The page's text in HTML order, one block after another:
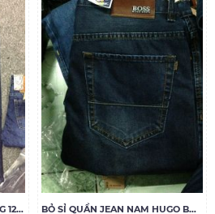
QUẦN JEAN NAM ÔNGD ĐỨNG 12614 BỎ SỈ QUẦN JEAN NAM HUGO BOSS 016